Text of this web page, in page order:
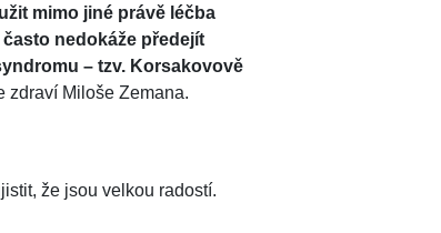
mimo jiné právě léčba
nedokáže předejít
– tzv. Korsakovově
zdraví Miloše Zemana.
že jsou velkou radostí.